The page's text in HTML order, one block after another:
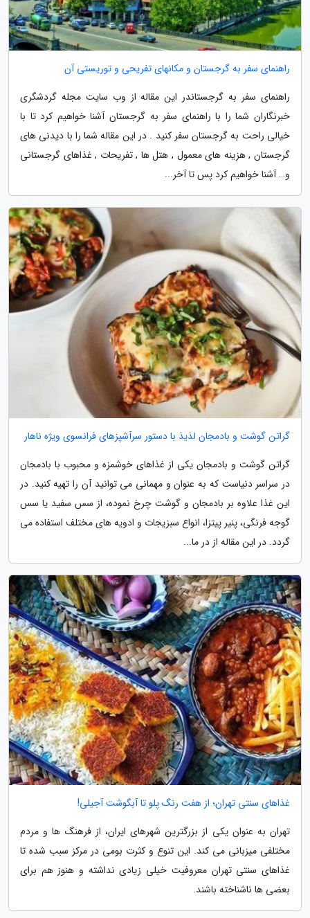
راهنمای سفر به گرجستان و مکانهای تفریحی و توریستی آن
راهنمای سفر به گرجستاندر این مقاله از وب سایت مجله گردشگری
خبرنگاران شما را با راهنمای سفر به گرجستان آشنا خواهیم کرد تا با
خیالی راحت به گرجستان سفر کنید . در این مقاله شما را با دیدنی های
گرجستان , هزینه های معمول , هتل ها , تفریحات , غذاهای گرجستانی
و… آشنا خواهیم کرد پس تا آخر...
گراتن گوشت و بادمجان لذیذ با دستور سرآشپزهای فرانسوی ویژه ناهار
گراتن گوشت و بادمجان یکی از غذاهای خوشمزه و محبوب با بادمجان
در سراسر دنیاست که به عنوان و مهمانی می توانید آن را تهیه کنید. در
این غذا علاوه بر بادمجان و گوشت چرخ نموده، از سس سفید یا سس
گوجه فرنگی، پنیر پیتزا، انواع سبزیجات و ادویه های مختلف استفاده می
گردد. در این مقاله از در ما...
غذاهای سنتی تهران؛ از هفت رنگ پلو تا آبگوشت آجیلی!
تهران به عنوان یکی از بزرگترین شهرهای ایران، از فرهنگ ها و مردم
مختلفی میزبانی می کند. این تنوع و کثرت بومی در مرکز سبب شده تا
غذاهای سنتی تهران معروفیت خیلی زیادی نداشته و هنوز هم برای
بعضی ها ناشناخته باشند.